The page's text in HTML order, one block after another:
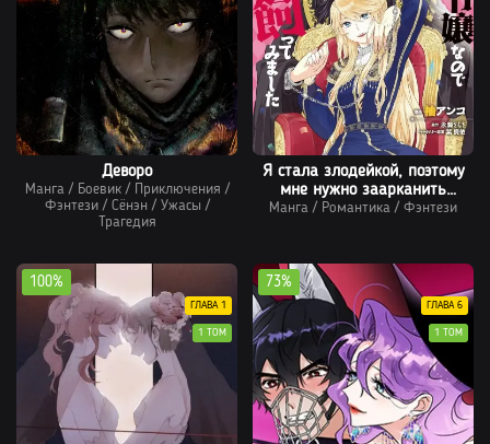
Деворо
Манга/ Боевик/ Приключения /
Фэнтези/ Сёнэн / Ужасы /
Трагедия
Я стала злодейкой, поэтому
мне нужно заарканить
последнего босса
Манга / Романтика / Фэнтези
100%
ГЛАВА 1
1 ТОМ
73%
ГЛАВА 6
1 ТОМ